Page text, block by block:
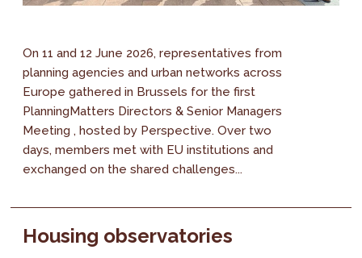
On 11 and 12 June 2026, representatives from
planning agencies and urban networks across
Europe gathered in Brussels for the first
PlanningMatters Directors & Senior Managers
Meeting , hosted by Perspective. Over two
days, members met with EU institutions and
exchanged on the shared challenges...
Housing observatories